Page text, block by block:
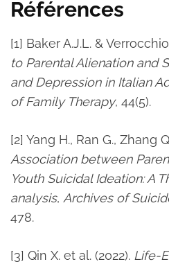
Références
[1] Baker A.J.L. &
to Parental Alienation and
and Depression in Italian
of Family Therapy, 44(5).
[2] Yang H., Ran G., Zhang
Association between
Youth Suicidal Ideation: A
analysis, Archives of
478.
[3] Qin X. et al. (2022). Life-